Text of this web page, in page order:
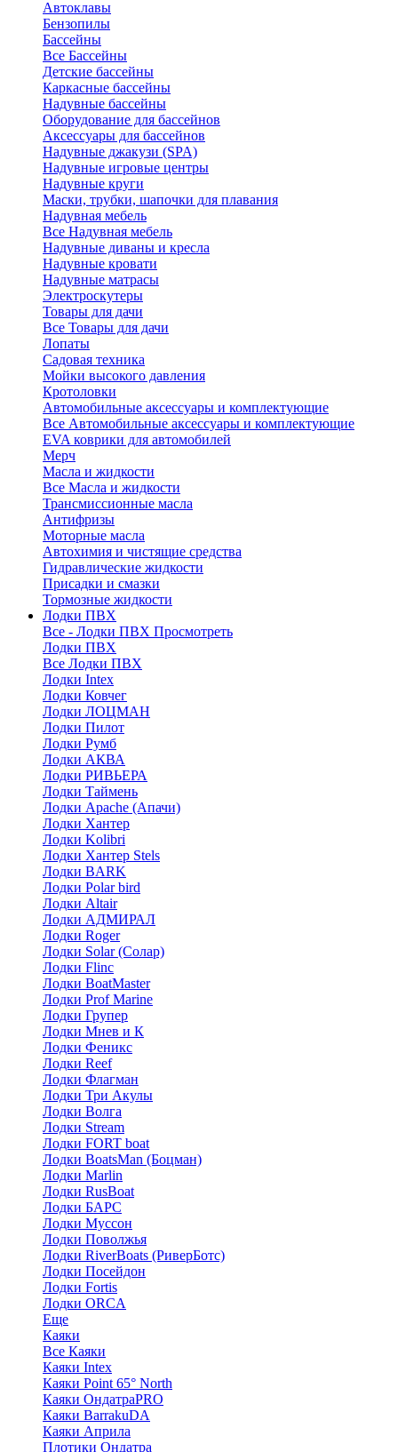
Автоклавы
Бензопилы
Бассейны
Все Бассейны
Детские бассейны
Каркасные бассейны
Надувные бассейны
Оборудование для бассейнов
Аксессуары для бассейнов
Надувные джакузи (SPA)
Надувные игровые центры
Надувные круги
Маски, трубки, шапочки для плавания
Надувная мебель
Все Надувная мебель
Надувные диваны и кресла
Надувные кровати
Надувные матрасы
Электроскутеры
Товары для дачи
Все Товары для дачи
Лопаты
Садовая техника
Мойки высокого давления
Кротоловки
Автомобильные аксессуары и комплектующие
Все Автомобильные аксессуары и комплектующие
EVA коврики для автомобилей
Мерч
Масла и жидкости
Все Масла и жидкости
Трансмиссионные масла
Антифризы
Моторные масла
Автохимия и чистящие средства
Гидравлические жидкости
Присадки и смазки
Тормозные жидкости
Лодки ПВХ
Все - Лодки ПВХ Просмотреть
Лодки ПВХ
Все Лодки ПВХ
Лодки Intex
Лодки Ковчег
Лодки ЛОЦМАН
Лодки Пилот
Лодки Румб
Лодки АКВА
Лодки РИВЬЕРА
Лодки Таймень
Лодки Apache (Апачи)
Лодки Хантер
Лодки Kolibri
Лодки Хантер Stels
Лодки BARK
Лодки Polar bird
Лодки Altair
Лодки АДМИРАЛ
Лодки Roger
Лодки Solar (Солар)
Лодки Flinc
Лодки BoatMaster
Лодки Prof Marine
Лодки Групер
Лодки Мнев и К
Лодки Феникс
Лодки Reef
Лодки Флагман
Лодки Три Акулы
Лодки Волга
Лодки Stream
Лодки FORT boat
Лодки BoatsMan (Боцман)
Лодки Marlin
Лодки RusBoat
Лодки БАРС
Лодки Муссон
Лодки Поволжья
Лодки RiverBoats (РиверБотс)
Лодки Посейдон
Лодки Fortis
Лодки ORCA
Еще
Каяки
Все Каяки
Каяки Intex
Каяки Point 65° North
Каяки ОндатраPRO
Каяки BarrakuDA
Каяки Априла
Плотики Ондатра